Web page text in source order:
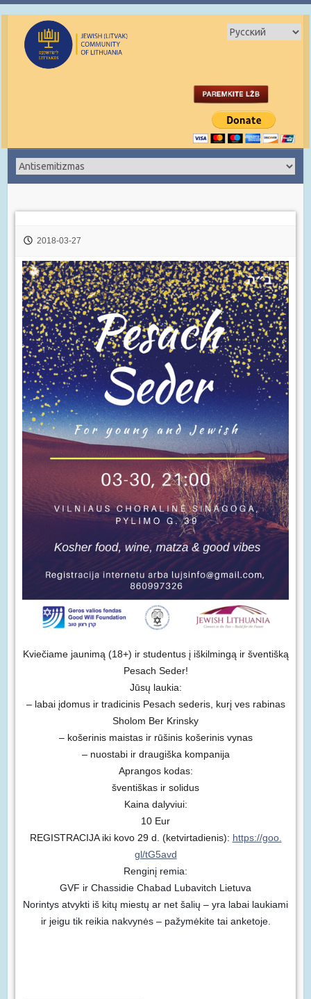
2018-03-27
Kviečiame jaunimą (18+) ir studentus į iškilmingą ir šventišką
Pesach Seder!
Jūsų laukia:
– labai įdomus ir tradicinis Pesach sederis, kurį ves rabinas
Sholom Ber Krinsky
– košerinis maistas ir rūšinis košerinis vynas
– nuostabi ir draugiška kompanija
Aprangos kodas:
šventiškas ir solidus
Kaina dalyviui:
10 Eur
REGISTRACIJA iki kovo 29 d. (ketvirtadienis): https://goo.
gl/tG5avd
Renginį remia:
GVF ir Chassidie Chabad Lubavitch Lietuva
Norintys atvykti iš kitų miestų ar net šalių – yra labai laukiami
ir jeigu tik reikia nakvynės – pažymėkite tai anketoje.